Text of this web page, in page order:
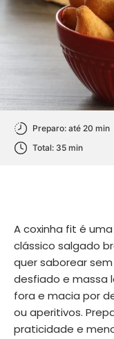
Preparo: até 20 min
Total: 35 min
Acoxinha fit é
clássico salgado
quer saborear
desfiado e massa
fora e macia por
ou aperitivos.
praticidade e